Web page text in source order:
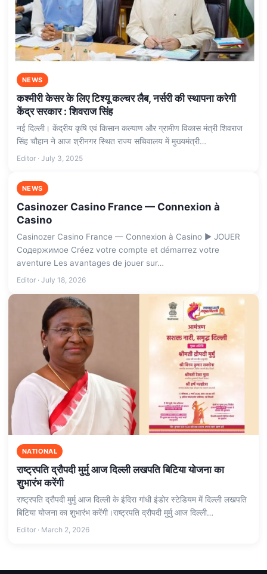
NEWS
कश्मीरी केसर के लिए टिश्यू कल्चर लैब, नर्सरी की स्थापना करेगी
केंद्र सरकार : शिवराज सिंह
नई दिल्ली। केंद्रीय कृषि एवं किसान कल्याण और ग्रामीण विकास मंत्री शिवराज
सिंह चौहान ने आज श्रीनगर स्थित राज्य सचिवालय में मुख्यमंत्री…
Editor · July 3, 2025
NEWS
Casinozer Casino France — Connexion à
Casino
Casinozer Casino France — Connexion à Casino ▶️ JOUER
Содержимое Créez votre compte et démarrez votre
aventure Les avantages de jouer sur…
Editor · July 18, 2026
NATIONAL
राष्‍ट्रपति द्रौपदी मुर्मु आज दिल्‍ली लखपति बिटिया योजना का
शुभारंभ करेंगी
राष्‍ट्रपति द्रौपदी मुर्मु आज दिल्ली के इंदिरा गांधी इंडोर स्‍टेडियम में दिल्‍ली लखपति
बिटिया योजना का शुभारंभ करेंगी।राष्‍ट्रपति द्रौपदी मुर्मु आज दिल्ली…
Editor · March 2, 2026